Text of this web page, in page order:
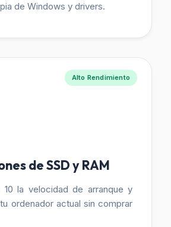
de Windows y drivers.
Alto Rendimiento
de SSD y RAM
10 la velocidad de arranque y
ordenador actual sin comprar